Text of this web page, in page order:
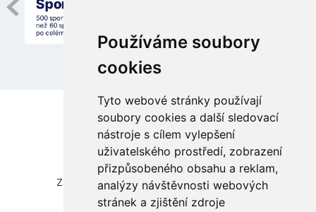
Používáme soubory
cookies
Tyto webové stránky používají
soubory cookies a další sledovací
nástroje s cílem vylepšení
uživatelského prostředí, zobrazení
přizpůsobeného obsahu a reklam,
analýzy návštěvnosti webových
stránek a zjištění zdroje
Česká unie sportu, z.s.
Zátopkova 100/2, Praha 6 - Břevnov, 169 00
IČ 00469548, DIČ CZ00469548
zapsána ve spolkovém rejstříku vedeném